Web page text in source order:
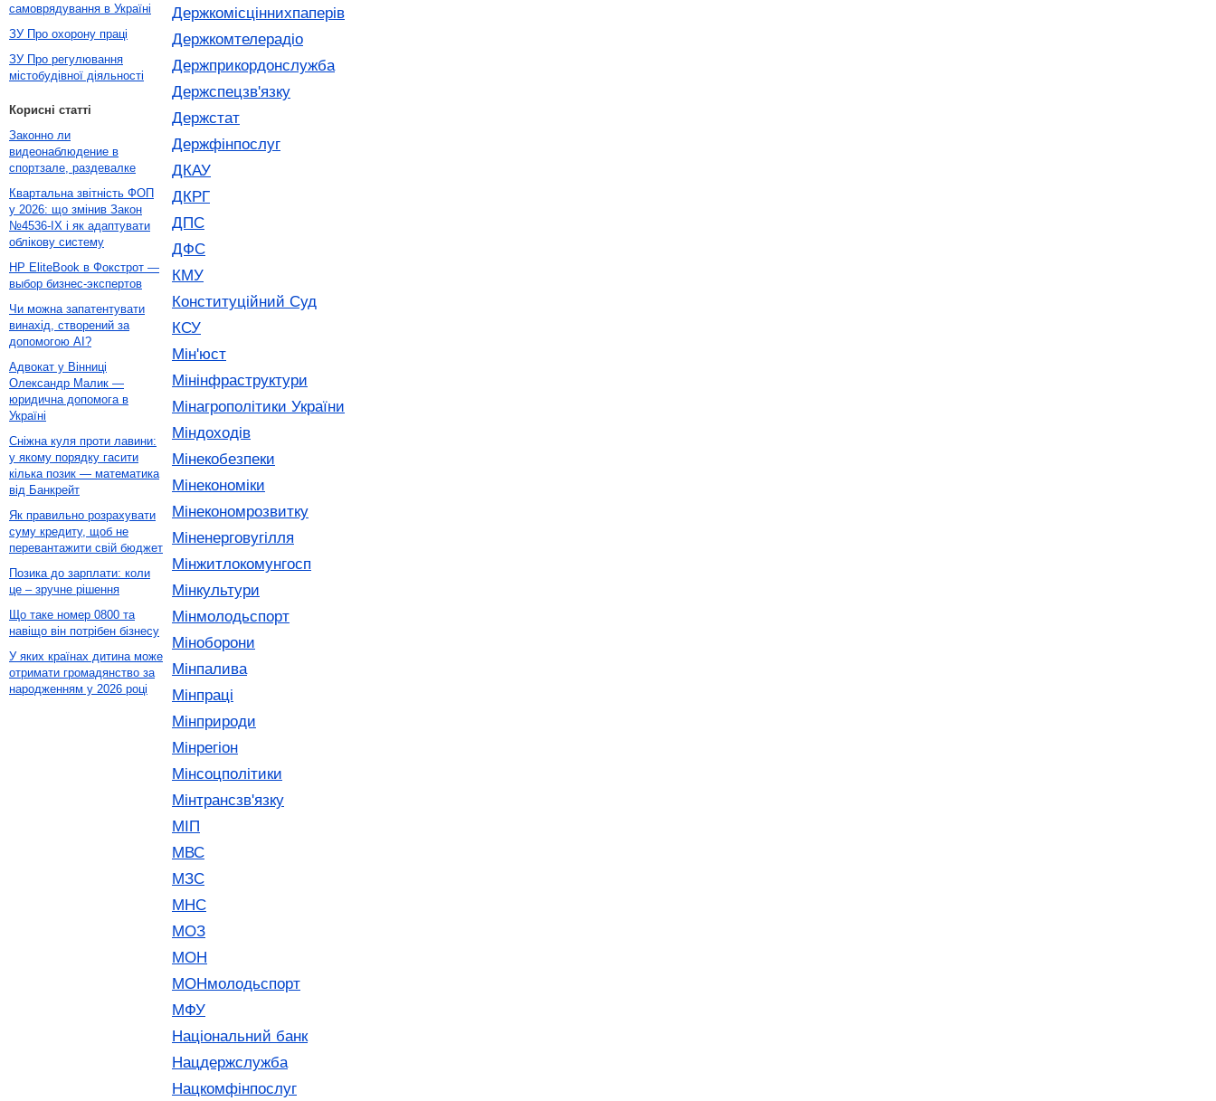
Держкомісціннихпаперів
Держкомтелерадіо
Держприкордонслужба
Держспецзв'язку
Держстат
Держфінпослуг
ДКАУ
ДКРГ
ДПС
ДФС
КМУ
Конституційний Суд
КСУ
Мін'юст
Мінінфраструктури
Мінагрополітики України
Міндоходів
Мінекобезпеки
Мінекономіки
Мінекономрозвитку
Міненерговугілля
Мінжитлокомунгосп
Мінкультури
Мінмолодьспорт
Міноборони
Мінпалива
Мінпраці
Мінприроди
Мінрегіон
Мінсоцполітики
Мінтрансзв'язку
МІП
МВС
МЗС
МНС
МОЗ
МОН
МОНмолодьспорт
МФУ
Національний банк
Нацдержслужба
Нацкомфінпослуг
самоврядування в Україні
ЗУ Про охорону праці
ЗУ Про регулювання
містобудівної діяльності
Корисні статті
Законно ли
видеонаблюдение в
спортзале, раздевалке
Квартальна звітність ФОП
у 2026: що змінив Закон
№4536-IX і як адаптувати
облікову систему
HP EliteBook в Фокстрот —
выбор бизнес-экспертов
Чи можна запатентувати
винахід, створений за
допомогою AI?
Адвокат у Вінниці
Олександр Малик —
юридична допомога в
Україні
Сніжна куля проти лавини:
у якому порядку гасити
кілька позик — математика
від Банкрейт
Як правильно розрахувати
суму кредиту, щоб не
перевантажити свій бюджет
Позика до зарплати: коли
це – зручне рішення
Що таке номер 0800 та
навіщо він потрібен бізнесу
У яких країнах дитина може
отримати громадянство за
народженням у 2026 році